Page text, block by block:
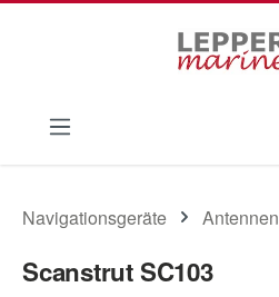
Navigationsgeräte Antennen
Scanstrut SC103